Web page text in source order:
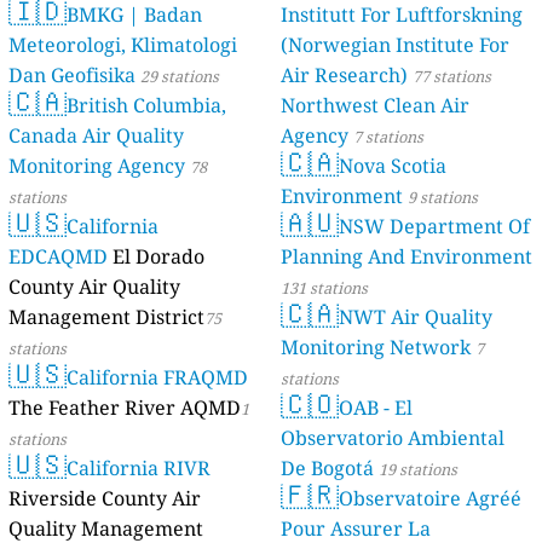
🇮🇩BMKG | Badan
Meteorologi, Klimatologi
Dan Geofisika 29 stations
🇨🇦British Columbia,
Canada Air Quality
Monitoring Agency 78
stations
🇺🇸California
EDCAQMD El Dorado
County Air Quality
Management District75
stations
🇺🇸California FRAQMD
The Feather River AQMD1
stations
🇺🇸California RIVR
Riverside County Air
Quality Management
Institutt For Luftforskning
(Norwegian Institute For
Air Research) 77 stations
Northwest Clean Air
Agency 7 stations
🇨🇦Nova Scotia
Environment 9 stations
🇦🇺NSW Department Of
Planning And Environment
131 stations
🇨🇦NWT Air Quality
Monitoring Network 7
stations
🇨🇴OAB - El
Observatorio Ambiental
De Bogotá 19 stations
🇫🇷Observatoire Agréé
Pour Assurer La